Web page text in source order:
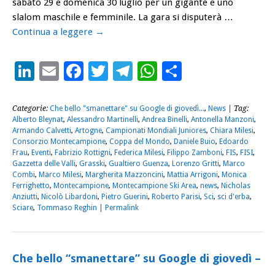
slalom maschile e femminile. La gara si disputerà …
Continua a leggere →
LinkedIn
EmailFacebook
Twitter
Telegram
WhatsApp
Categorie: Che bello "smanettare" su Google di giovedì..., News | Tag:
Alberto Bleynat, Alessandro Martinelli, Andrea Binelli, Antonella Manzoni,
Armando Calvetti, Artogne, Campionati Mondiali Juniores, Chiara Milesi,
Consorzio Montecampione, Coppa del Mondo, Daniele Buio, Edoardo
Frau, Eventi, Fabrizio Rottigni, Federica Milesi, Filippo Zamboni, FIS, FISI,
Gazzetta delle Valli, Grasski, Gualtiero Guenza, Lorenzo Gritti, Marco
Combi, Marco Milesi, Margherita Mazzoncini, Mattia Arrigoni, Monica
Ferrighetto, Montecampione, Montecampione Ski Area, news, Nicholas
Anziutti, Nicolò Libardoni, Pietro Guerini, Roberto Parisi, Sci, sci d'erba,
Sciare, Tommaso Reghin Permalink
Che bello “smanettare” su Google di giovedì –